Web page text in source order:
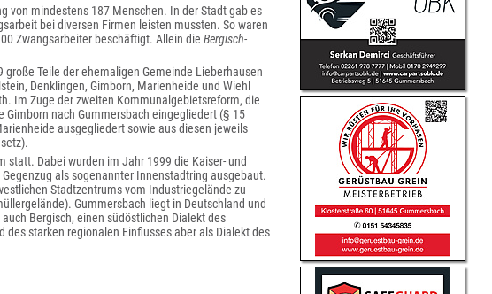
von mindestens 187 Menschen. In der Stadt gab es
bei diversen Firmen leisten mussten. So waren
Zwangsarbeiter beschäftigt. Allein die Bergisch-
Teile der ehemaligen Gemeinde Lieberhausen
Denklingen, Gimborn, Marienheide und Wiehl
Im Zuge der zweiten Kommunalgebietsreform, die
nach Gummersbach eingegliedert (§ 15
ausgegliedert sowie aus diesen jeweils
Dabei wurden im Jahr 1999 die Kaiser- und
als sogenannter Innenstadtring ausgebaut.
Stadtzentrums vom Industriegelände zu
Gummersbach liegt in Deutschland und
Bergisch, einen südöstlichen Dialekt des
starken regionalen Einflusses aber als Dialekt des